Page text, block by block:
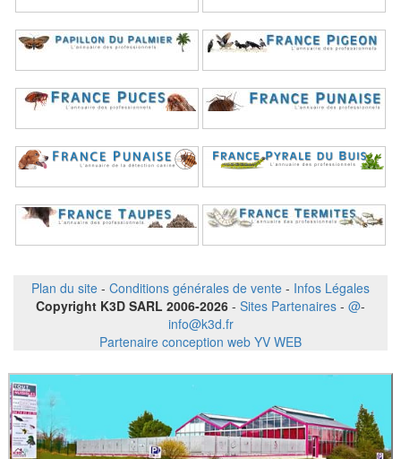
Plan du site - Conditions générales de vente - Infos Légales
Copyright K3D SARL 2006-2026 - Sites Partenaires - @-
info@k3d.fr
Partenaire conception web YV WEB